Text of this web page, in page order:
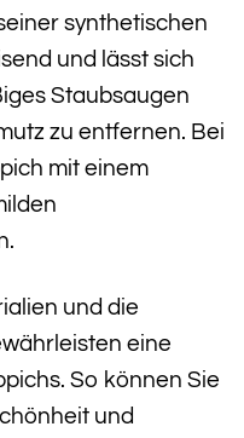
synthetischen
und lässt sich
Staubsaugen
zu entfernen. Bei
mit einem
und die
eine
So können Sie
und